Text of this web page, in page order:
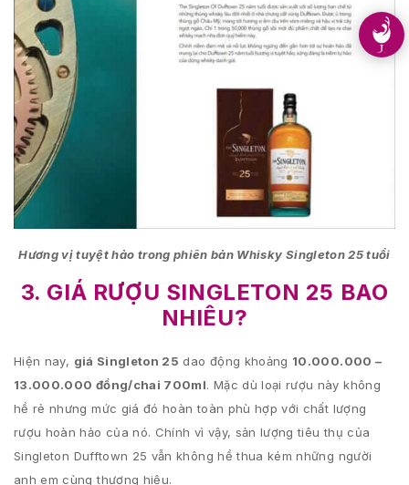
Hương vị tuyệt hảo trong phiên bản Whisky Singleton 25 tuổi
3. GIÁ RƯỢU SINGLETON 25 BAO
NHIÊU?
Hiện nay, giá Singleton 25 dao động khoảng 10.000.000 –
13.000.000 đồng/chai 700ml. Mặc dù loại rượu này không
hề rẻ nhưng mức giá đó hoàn toàn phù hợp với chất lượng
rượu hoàn hảo của nó. Chính vì vậy, sản lượng tiêu thụ của
Singleton Dufftown 25 vẫn không hề thua kém những người
anh em cùng thương hiệu.